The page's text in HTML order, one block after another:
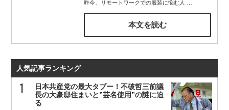
昨今、リモートワークでの服装に悩む人
本文を読む
人気記事ランキング
日本共産党の最大タブー！不破哲三前議
長の大豪邸住まいと”芸名使用”の謎に迫
る